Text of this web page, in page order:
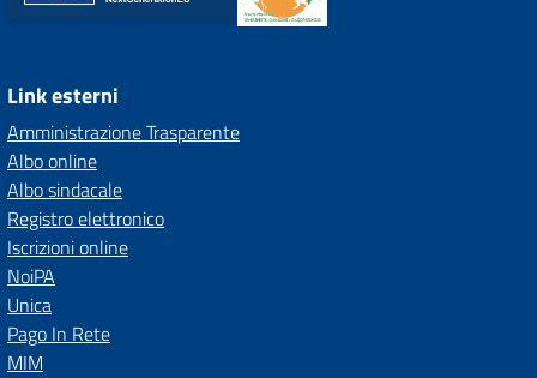
Link esterni
Amministrazione Trasparente
Albo online
Albo sindacale
Registro elettronico
Iscrizioni online
NoiPA
Unica
Pago In Rete
MIM